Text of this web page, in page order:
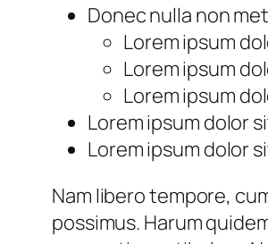
Donec nulla non
Lorem ipsum
Lorem ipsum
Lorem ipsum
Lorem ipsum dolor
Lorem ipsum dolor
Nam libero tempore,
possimus. Harum